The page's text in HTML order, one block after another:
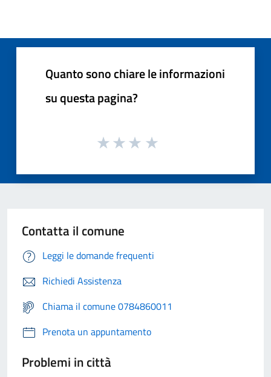
Quanto sono chiare le informazioni
su questa pagina?
Contatta il comune
Leggi le domande frequenti
Richiedi Assistenza
Chiama il comune 0784860011
Prenota un appuntamento
Problemi in città